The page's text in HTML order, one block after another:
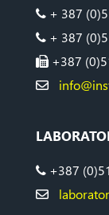
+ 387
+ 387
+387
+387